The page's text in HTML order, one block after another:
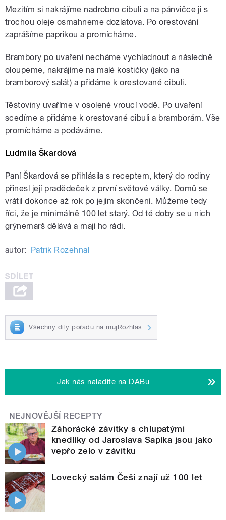
Mezitím si nakrájíme nadrobno cibuli a na pánvičce ji s
trochou oleje osmahneme dozlatova. Po orestování
zaprášíme paprikou a promícháme.
Brambory po uvaření necháme vychladnout a následně
oloupeme, nakrájíme na malé kostičky (jako na
bramborový salát) a přidáme k orestované cibuli.
Těstoviny uvaříme v osolené vroucí vodě. Po uvaření
scedíme a přidáme k orestované cibuli a bramborám. Vše
promícháme a podáváme.
Ludmila Škardová
Paní Škardová se přihlásila s receptem, který do rodiny
přinesl její pradědeček z první světové války. Domů se
vrátil dokonce až rok po jejím skončení. Můžeme tedy
říci, že je minimálně 100 let starý. Od té doby se u nich
grýnemarš dělává a mají ho rádi.
autor: Patrik Rozehnal
Všechny díly pořadu na mujRozhlas
Jak nás naladíte na DABu
NEJNOVĚJŠÍ RECEPTY
Záhorácké závitky s chlupatými
knedlíky od Jaroslava Sapíka jsou jako
vepřo zelo v závitku
Lovecký salám Češi znají už 100 let